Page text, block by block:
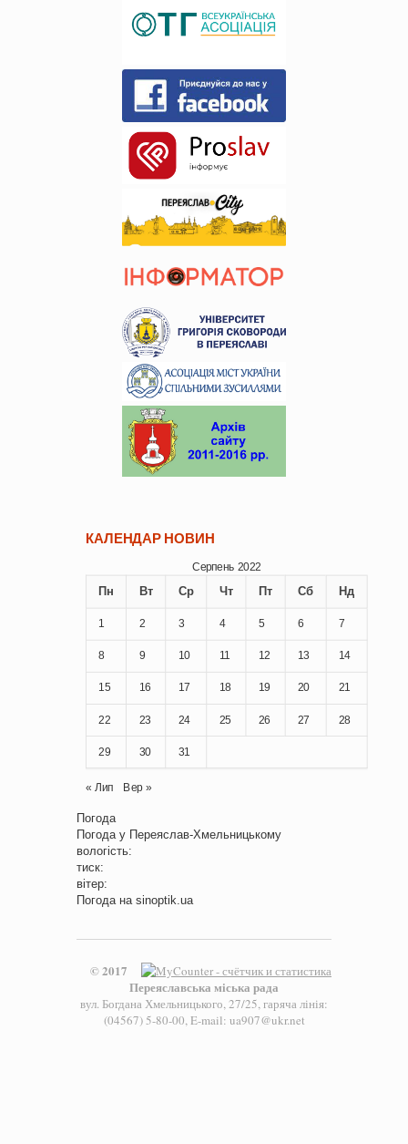
КАЛЕНДАР НОВИН
Серпень 2022
Пн Вт Ср Чт Пт Сб Нд
1 2 3 4 5 6 7
8 9 10 11 12 13 14
15 16 17 18 19 20 21
22 23 24 25 26 27 28
29 30 31
« Лип Вер »
Погода
Погода у Переяслав-Хмельницькому
вологість:
тиск:
вітер:
Погода на sinoptik.ua
© 2017
Переяславська міська рада
вул. Богдана Хмельницького, 27/25, гаряча лінія:
(04567) 5-80-00, E-mail: ua907@ukr.net